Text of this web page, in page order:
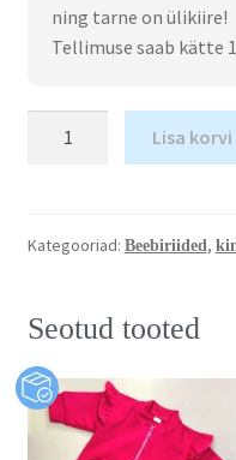
ning tarne on ülikiire!
Tellimuse saab kätte
Lisa korvi
Kategooriad: Beebiriided,
Seotud tooted